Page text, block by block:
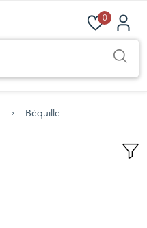
0
Béquille